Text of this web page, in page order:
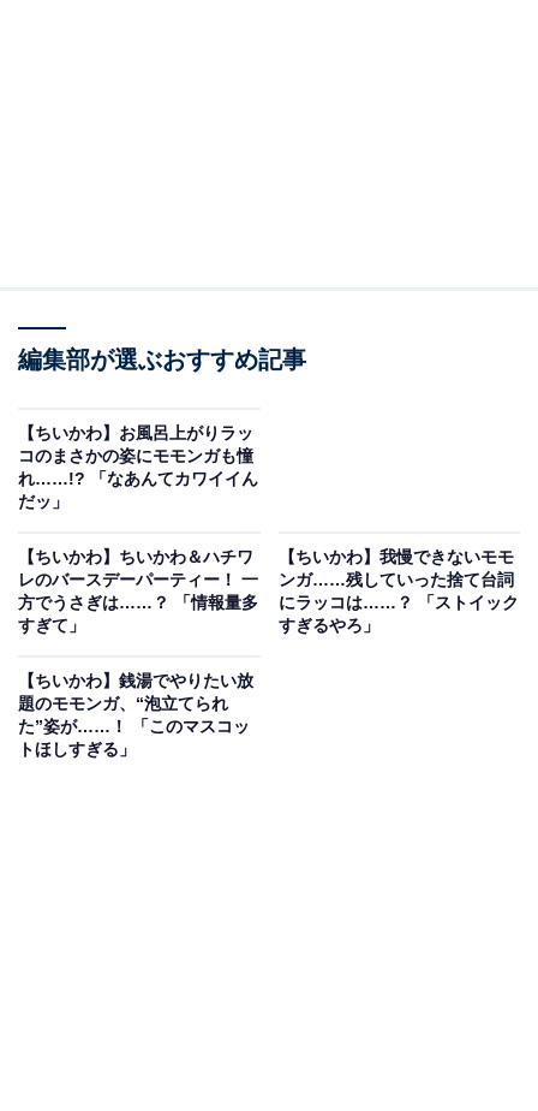
「ラッコ先生とモモンガって絶対こんなに仲良く喋らな
い世界線だったはずなのにこうも良い話で交わらせるの
言える人ってカッコいいよな」「やっぱりムニムニして
る所は見せないんだなァ〜」「わ…笑ってるっ…これは
イケメンの笑顔…っ…！！！！！！」「もう完全に友達
編集部が選ぶおすすめ記事
【ちいかわ】お風呂上がりラッ
コのまさかの姿にモモンガも憧
れ……!? 「なあんてカワイイん
だッ」
【ちいかわ】ちいかわ＆ハチワ
レのバースデーパーティー！ 一
方でうさぎは……？ 「情報量多
すぎて」
【ちいかわ】我慢できないモモ
ンガ……残していった捨て台詞
にラッコは……？ 「ストイック
すぎるやろ」
【ちいかわ】銭湯でやりたい放
題のモモンガ、“泡立てられ
た”姿が……！ 「このマスコッ
トほしすぎる」